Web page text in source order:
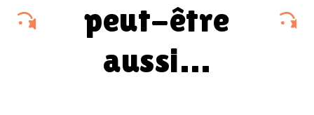
peut-être
aussi…